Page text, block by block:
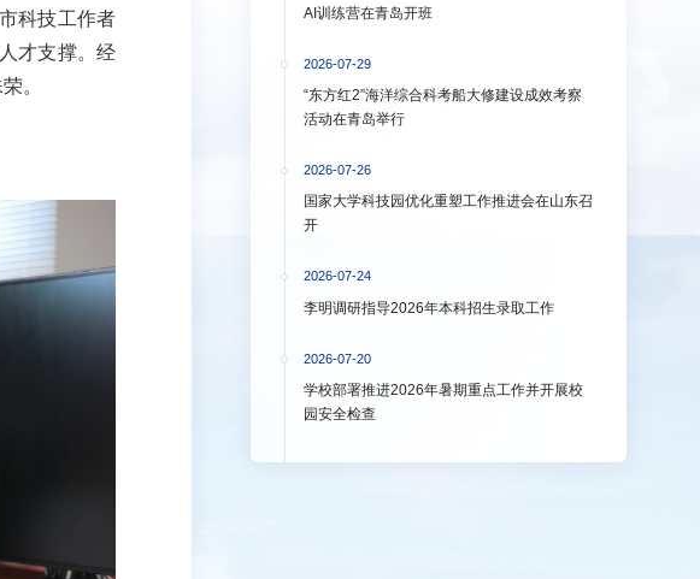
科技工作者
才支撑。经
。
AI训练营在青岛开班
2026-07-29
“东方红2”海洋综合科考船大修建设成效考察
活动在青岛举行
2026-07-26
国家大学科技园优化重塑工作推进会在山东召
开
2026-07-24
李明调研指导2026年本科招生录取工作
2026-07-20
学校部署推进2026年暑期重点工作并开展校
园安全检查